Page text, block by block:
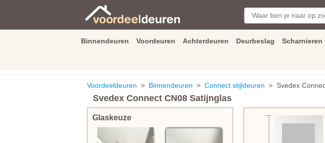
Binnendeuren Voordeuren Achterdeuren Deurbeslag Scharnieren
Voordeeldeuren > Binnendeuren > Connect stijldeuren > Svedex
Svedex Connect CN08 Satijnglas
Glaskeuze